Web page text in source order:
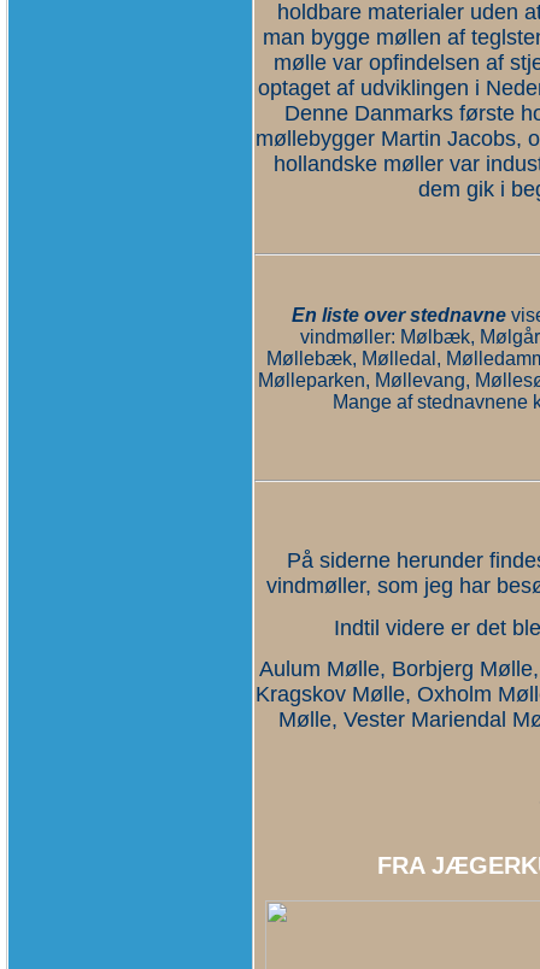
holdbare materialer uden
man bygge møllen af
mølle var opfindelsen af
optaget af udviklingen i
Denne Danmarks første
møllebygger Martin Jacobs,
hollandske møller var
dem gik i
En liste over stednavne
vindmøller: Mølbæk,
Møllebæk, Mølledal,
Mølleparken, Møllevang,
Mange af stednavnene
På siderne herunder
vindmøller, som jeg har
Indtil videre er det
Aulum Mølle, Borbjerg
Kragskov Mølle, Oxholm
Mølle, Vester Mariendal
FRA